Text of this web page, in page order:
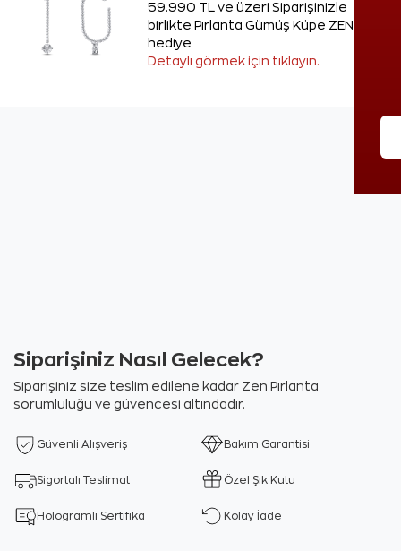
59.990 TL ve üzeri Siparişinizle
birlikte Pırlanta Gümüş Küpe ZEN'den
hediye
Detaylı görmek için tıklayın.
Siparişiniz Nasıl Gelecek?
Siparişiniz size teslim edilene kadar Zen Pırlanta
sorumluluğu ve güvencesi altındadır.
Güvenli Alışveriş Bakım Garantisi
Sigortalı Teslimat Özel Şık Kutu
Hologramlı Sertifika Kolay İade